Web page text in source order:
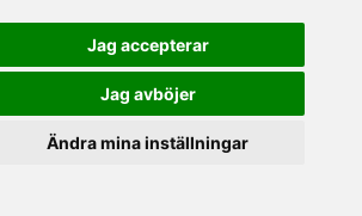
Jag accepterar
Jag avböjer
Ändra mina inställningar